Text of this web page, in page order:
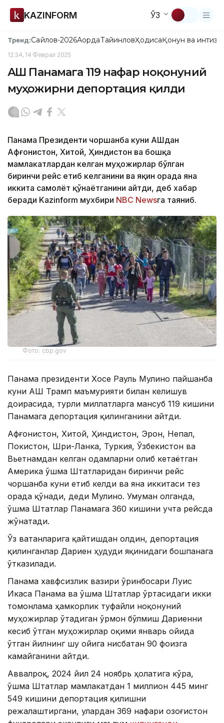
KAZINFORM ЎЗ
Тренд:Сайлов-2026АқордаТайинловҲодисаҚонун ва
12:34, 14 Феврал 2025
АҚШ Панамага 119 нафар ноқонуний
муҳожирни депортация қилди
Панама Президенти чоршанба куни АҚШдан
Афғонистон, Хитой, Ҳиндистон ва бошқа
мамлакатлардан келган муҳожирлар бўлган
биринчи рейс етиб келганини ва яқин орада яна
иккита самолёт қўнаётганини айтди, деб хабар
беради Kazinform мухбири NBC Newsга таяниб.
Фото: cbp.gov
Панама президенти Хосе Рауль Мулино пайшанба
куни АҚШ Трамп маъмурияти билан келишув
доирасида, турли миллатларга мансуб 119 кишини
Панамага депортация қилинганини айтди.
Афғонистон, Хитой, Ҳиндистон, Эрон, Непал,
Покистон, Шри-Ланка, Туркия, Ўзбекистон ва
Вьетнамдан келган одамларни олиб кетаётган
Америка Қўшма Штатларидан биринчи рейс
чоршанба куни етиб келди ва яна иккитаси тез
орада қўнади, деди Мулино. Умуман олганда,
Қўшма Штатлар Панамага 360 кишини учта рейсда
жўнатади.
Ўз ватанларига қайтишдан олдин, депортация
қилинганлар Дариен ҳудуди яқинидаги бошпанага
ўтказилади.
Панама хавфсизлик вазири ўринбосари Луис
Икаса Панама ва Қўшма Штатлар ўртасидаги икки
томонлама ҳамкорлик туфайли ноқонуний
муҳожирлар ўтадиган ўрмон бўлмиш Дариенни
кесиб ўтган муҳожирлар оқими январь ойида
ўтган йилнинг шу ойига нисбатан 90 фоизга
камайганини айтди.
Аввалроқ, 2024 йил 24 ноябрь ҳолатига кўра,
Қўшма Штатлар мамлакатдан 1 миллион 445 минг
549 кишини депортация қилишни
режалаштиргани, улардан 369 нафари Қозоғистон